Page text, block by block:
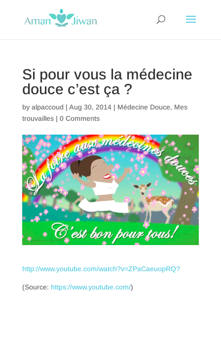
Si pour vous la médecine
douce c’est ça ?
by alpaccoud | Aug 30, 2014| Médecine Douce, Mes
trouvailles| 0 Comments
http://www.youtube.com/watch?v=ZPaCaeuopRQ?
(Source: https://www.youtube.com/)